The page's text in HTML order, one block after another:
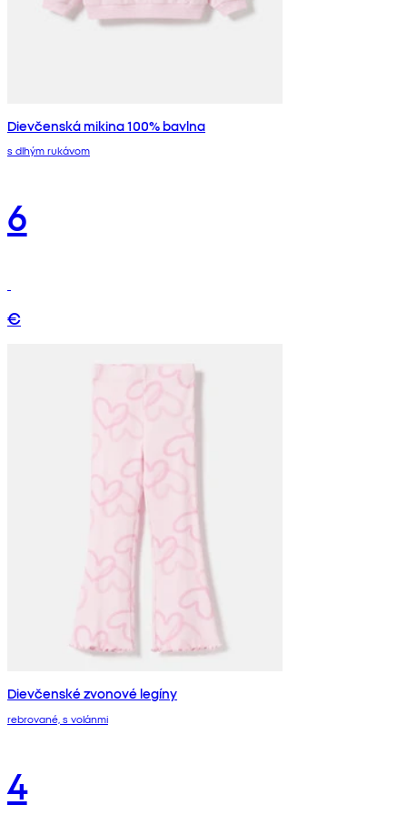
Dievčenská mikina 100% bavlna
s dlhým rukávom
6
€
Dievčenské zvonové legíny
rebrované, s volánmi
4